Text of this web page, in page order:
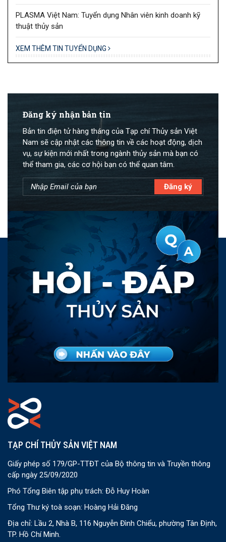
PLASMA Việt Nam: Tuyển dụng Nhân viên kinh doanh kỹ
thuật thủy sản
XEM THÊM TIN TUYỂN DỤNG
Đăng ký nhận bản tin
Bản tin điện tử hàng tháng của Tạp chí Thủy sản Việt
Nam sẽ cập nhật các thông tin về các hoạt động, dịch
vụ, sự kiện mới nhất trong ngành thủy sản mà bạn có
thể tham gia, các cơ hội bạn có thể quan tâm.
TẠP CHÍ THỦY SẢN VIỆT NAM
Giấy phép số 179/GP-TTĐT của Bộ thông tin và Truyền thông
cấp ngày 25/09/2020
Phó Tổng Biên tập phụ trách: Đỗ Huy Hoàn
Tổng Thư ký toà soạn: Hoàng Hải Đăng
Địa chỉ: Lầu 2, Nhà B, 116 Nguyễn Đình Chiểu, phường Tân Định,
TP. Hồ Chí Minh.